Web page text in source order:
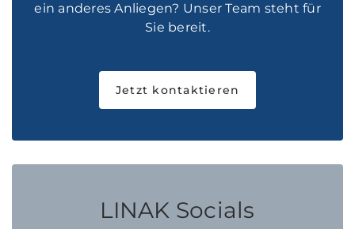
ein anderes Anliegen? Unser Team steht für
Sie bereit.
Jetzt kontaktieren
LINAK Socials